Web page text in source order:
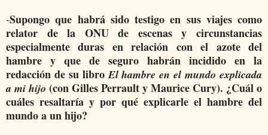
-Supongo que habrá sido testigo en sus viajes como
relator de la ONU de escenas y circunstancias
especialmente duras en relación con el azote del
hambre y que de seguro habrán incidido en la
redacción de su libroEl hambre en el mundo explicada
a mi hijo (con Gilles Perrault y Maurice Cury). ¿Cuál o
cuáles resaltaría y por qué explicarle el hambre del
mundo a un hijo?